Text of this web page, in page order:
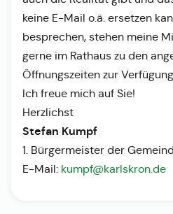
keine E-Mail o.ä. ersetzen
besprechen, stehen meine
gerne im Rathaus zu den
Öffnungszeiten zur
Ich freue mich auf Sie!
Herzlichst
Stefan Kumpf
1. Bürgermeister der
E-Mail: kumpf@karlskron.de